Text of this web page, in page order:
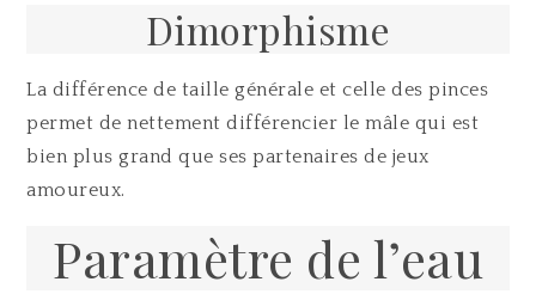
Dimorphisme
La différence de taille générale et celle des pinces
permet de nettement différencier le mâle qui est
bien plus grand que ses partenaires de jeux
amoureux.
Paramètre de l’eau